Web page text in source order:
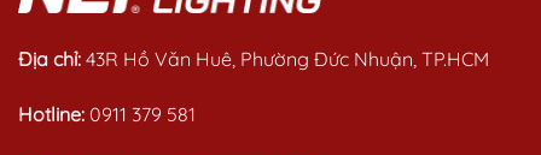
Địa chỉ: 43R Hồ Văn Huê, Phường Đức Nhuận, TP.HCM
Hotline: 0911 379 581